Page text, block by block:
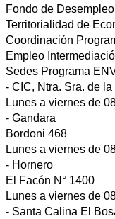
Fondo de
Territorialidad de
Coordinación
Empleo
Sedes Programa
- CIC, Ntra. Sra. de
Lunes a viernes de
- Gandara
Bordoni 468
Lunes a viernes de
- Hornero
El Facón N° 1400
Lunes a viernes de
- Santa Calina El